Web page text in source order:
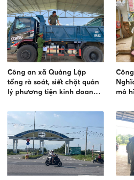
Công an xã Quảng Lập
tổng rà soát, siết chặt quản
lý phương tiện kinh doanh
mô
toàn